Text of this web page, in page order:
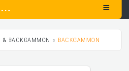
& BACKGAMMON BACKGAMMON